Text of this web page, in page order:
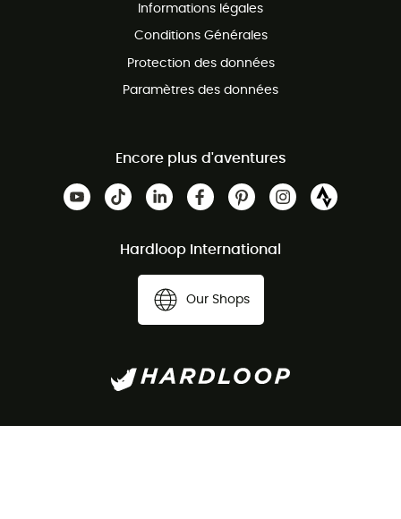
Informations légales
Conditions Générales
Protection des données
Paramètres des données
Encore plus d'aventures
Hardloop International
Our Shops